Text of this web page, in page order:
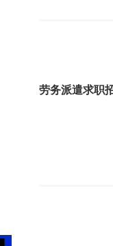
劳务派遣求职